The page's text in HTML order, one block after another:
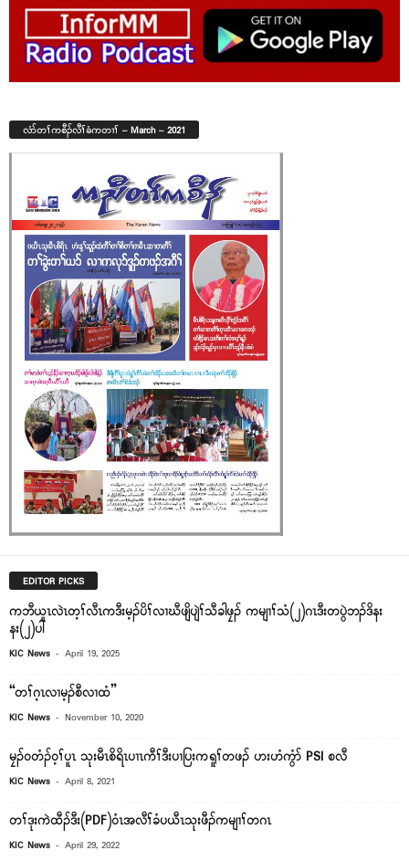
လံာ်တၢ်ကစီၣ်လီၢ်ခံကတၢၢ် – March – 2021
EDITOR PICKS
ကဘီယူၤလဲၤတ့ၢ်လီၤကဒီးမ့ၣ်ပိၢ်လၢဃီဖျိပျဲၢ်သီခါဖၠၣ် ကမျၢၢ်သံ(၂)ဂၤဒီးတပွဲဘၣ်ဒိနး
နး(၂)ပါ
KIC News - April 19, 2025
“တၢ်ဂ့ၤလၢမ့ၣ်စီလၢထံ”
KIC News - November 10, 2020
မၠၣ်၀တံၣ်၀့ၢ်ပူၤ သုးမီၤစိရိၤပၢၤကီၢ်ဒီးပၢပြးကရူၢ်တဖၣ် ဟးဟံကွံာ် PSI စလီ
KIC News - April 8, 2021
တၢ်ဒုးကဲထီၣ်ဒီး(PDF)၀ံၤအလီၢ်ခံပယီၤသုးဖီၣ်ကမျၢၢ်တဂၤ
KIC News - April 29, 2022